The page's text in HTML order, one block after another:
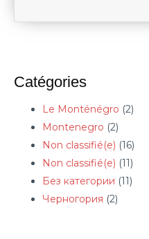
Catégories
Le Monténégro (2)
Montenegro (2)
Non classifié(e) (16)
Non classifié(e) (11)
Без категории (11)
Черногория (2)